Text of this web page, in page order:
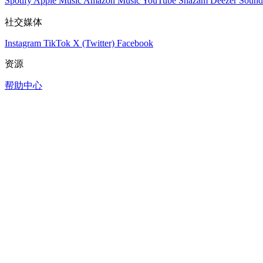
社交媒体
Instagram TikTok X (Twitter) Facebook
资源
帮助中心